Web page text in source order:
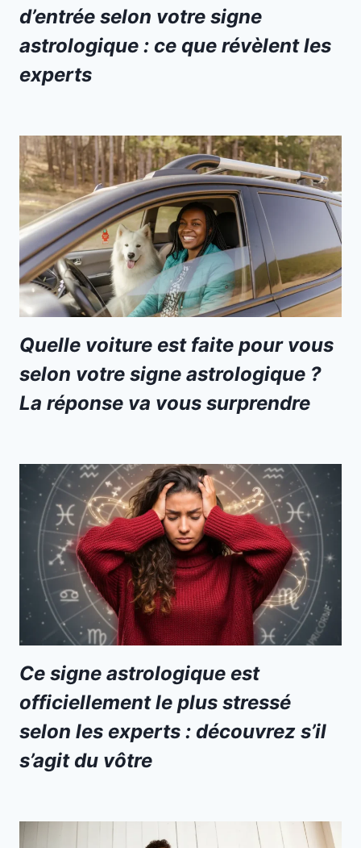
d’entrée selon votre signe
astrologique : ce que révèlent les
experts
Quelle voiture est faite pour vous
selon votre signe astrologique ?
La réponse va vous surprendre
Ce signe astrologique est
officiellement le plus stressé
selon les experts : découvrez s’il
s’agit du vôtre